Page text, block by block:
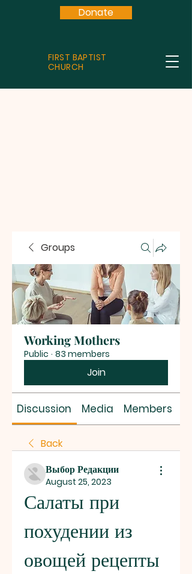
Donate
FIRST BAPTIST
CHURCH
Groups
Working Mothers
Public · 83 members
Join
Discussion Media Members
Back
Выбор Редакции
August 25, 2023
Салаты при
похудении из
овощей рецепты